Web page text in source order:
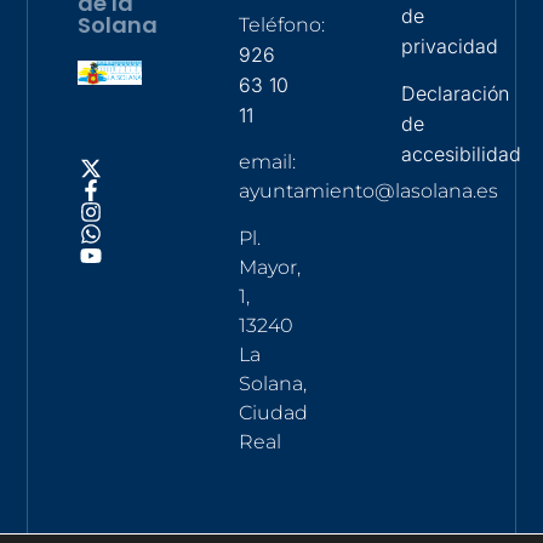
Solana Teléfono:
926
63 10
11
email:
ayuntamiento@lasolana.es
Pl.
Mayor,
1,
13240
La
Solana,
Ciudad
Real
de
privacidad
Declaración
de
accesibilidad